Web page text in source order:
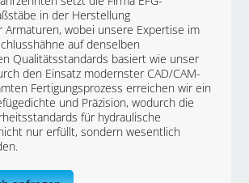
in der Herstellung
Armaturen, wobei unsere Expertise im
auf denselben
Qualitätsstandards basiert wie unser
den Einsatz modernster CAD/CAM-
Fertigungsprozess erreichen wir ein
und Präzision, wodurch die
für hydraulische
nur erfüllt, sondern wesentlich